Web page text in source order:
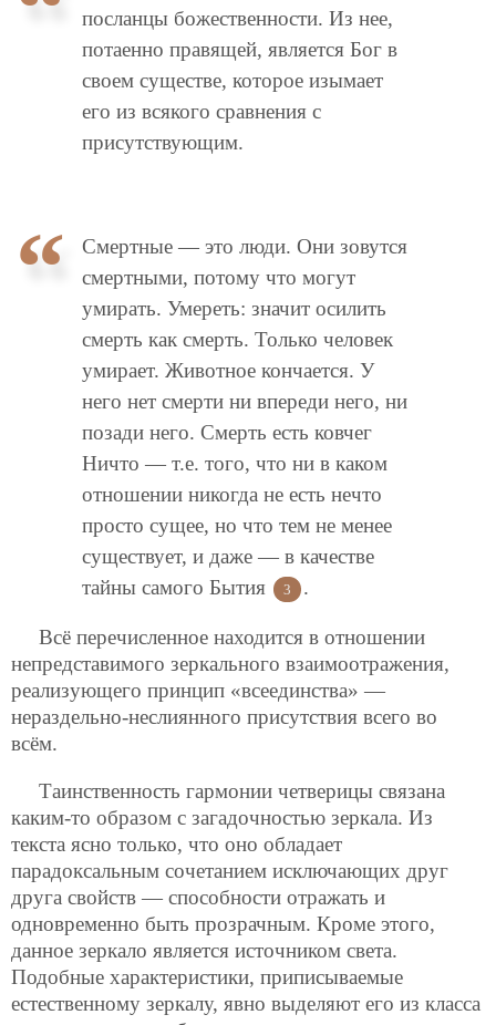
посланцы божественности. Из нее,
потаенно правящей, является Бог в
своем существе, которое изымает
его из всякого сравнения с
присутствующим.
Смертные — это люди. Они зовутся
смертными, потому что могут
умирать. Умереть: значит осилить
смерть как смерть. Только человек
умирает. Животное кончается. У
него нет смерти ни впереди него, ни
позади него. Смерть есть ковчег
Ничто — т.е. того, что ни в каком
отношении никогда не есть нечто
просто сущее, но что тем не менее
существует, и даже — в качестве
тайны самого Бытия
3 .
Всё перечисленное находится в отношении
непредставимого зеркального взаимоотражения,
реализующего принцип «всеединства» —
нераздельно-неслиянного присутствия всего во
всём.
Таинственность гармонии четверицы связана
каким-то образом с загадочностью зеркала. Из
текста ясно только, что оно обладает
парадоксальным сочетанием исключающих друг
друга свойств — способности отражать и
одновременно быть прозрачным. Кроме этого,
данное зеркало является источником света.
Подобные характеристики, приписываемые
естественному зеркалу, явно выделяют его из класса